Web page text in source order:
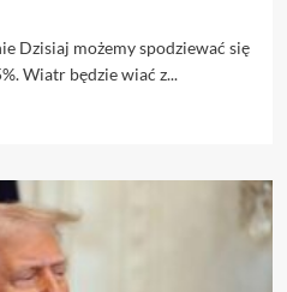
Dzisiaj możemy spodziewać się
Wiatr będzie wiać z...